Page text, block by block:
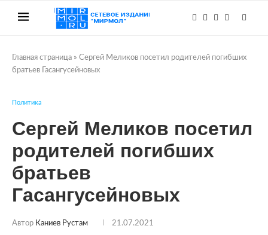
Главная страница » Сергей Меликов посетил родителей погибших
братьев Гасангусейновых
Политика
Сергей Меликов посетил
родителей погибших
братьев
Гасангусейновых
Автор Каниев Рустам 21.07.2021